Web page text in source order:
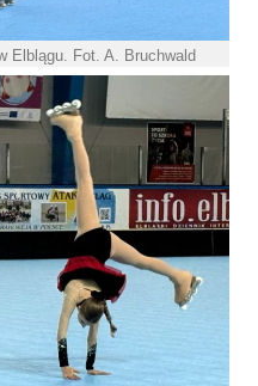
Elblągu. Fot. A. Bruchwald